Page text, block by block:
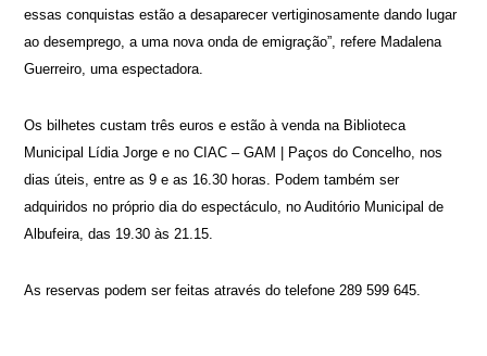
essas conquistas estão a desaparecer vertiginosamente dando lugar
ao desemprego, a uma nova onda de emigração”, refere Madalena
Guerreiro, uma espectadora.
Os bilhetes custam três euros e estão à venda na Biblioteca
Municipal Lídia Jorge e no CIAC – GAM | Paços do Concelho, nos
dias úteis, entre as 9 e as 16.30 horas. Podem também ser
adquiridos no próprio dia do espectáculo, no Auditório Municipal de
Albufeira, das 19.30 às 21.15.
As reservas podem ser feitas através do telefone 289 599 645.